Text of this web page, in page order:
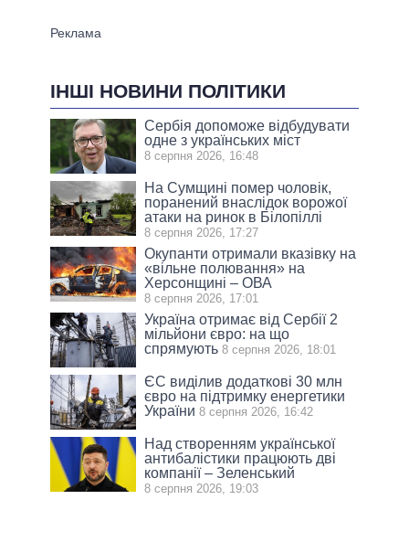
ІНШІ НОВИНИ ПОЛІТИКИ
Сербія допоможе відбудувати
одне з українських міст
8 серпня 2026, 16:48
На Сумщині помер чоловік,
поранений внаслідок ворожої
атаки на ринок в Білопіллі
8 серпня 2026, 17:27
Окупанти отримали вказівку на
«вільне полювання» на
Херсонщині – ОВА
8 серпня 2026, 17:01
Україна отримає від Сербії 2
мільйони євро: на що
спрямують 8 серпня 2026, 18:01
ЄС виділив додаткові 30 млн
євро на підтримку енергетики
України 8 серпня 2026, 16:42
Над створенням української
антибалістики працюють дві
компанії – Зеленський
8 серпня 2026, 19:03